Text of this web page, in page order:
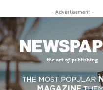
- Advertisement -